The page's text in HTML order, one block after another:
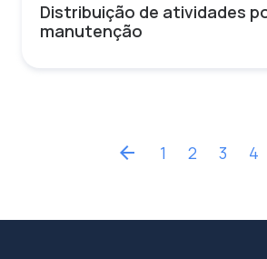
Distribuição de atividades
manutenção
arrow_back 1 2 3 4